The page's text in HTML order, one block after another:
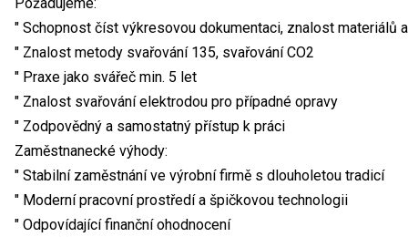
Požadujeme:
" Schopnost číst výkresovou dokumentaci, znalost materiálů
" Znalost metody svařování 135, svařování CO2
" Praxe jako svářeč min. 5 let
" Znalost svařování elektrodou pro případné opravy
" Zodpovědný a samostatný přístup k práci
Zaměstnanecké výhody:
" Stabilní zaměstnání ve výrobní firmě s dlouholetou tradicí
" Moderní pracovní prostředí a špičkovou technologii
" Odpovídající finanční ohodnocení